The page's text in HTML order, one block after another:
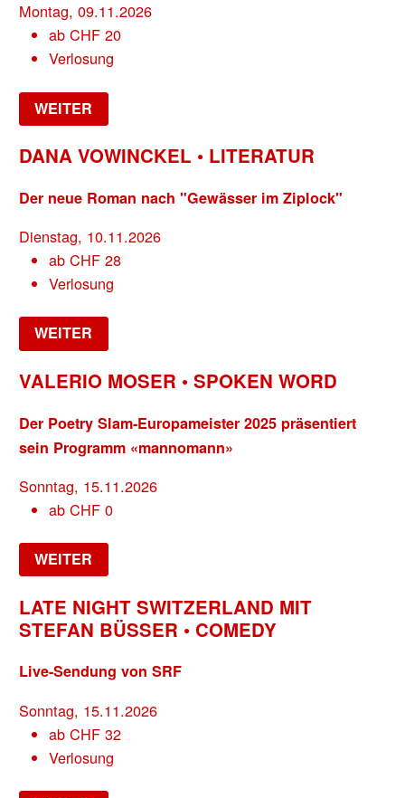
Montag, 09.11.2026
ab CHF20
Verlosung
WEITER
DANA VOWINCKEL • LITERATUR
Der neue Roman nach "Gewässer im Ziplock"
Dienstag, 10.11.2026
ab CHF28
Verlosung
WEITER
VALERIO MOSER • SPOKEN WORD
Der Poetry Slam-Europameister 2025 präsentiert
sein Programm «mannomann»
Sonntag, 15.11.2026
ab CHF0
WEITER
LATE NIGHT SWITZERLAND MIT
STEFAN BÜSSER • COMEDY
Live-Sendung von SRF
Sonntag, 15.11.2026
ab CHF32
Verlosung